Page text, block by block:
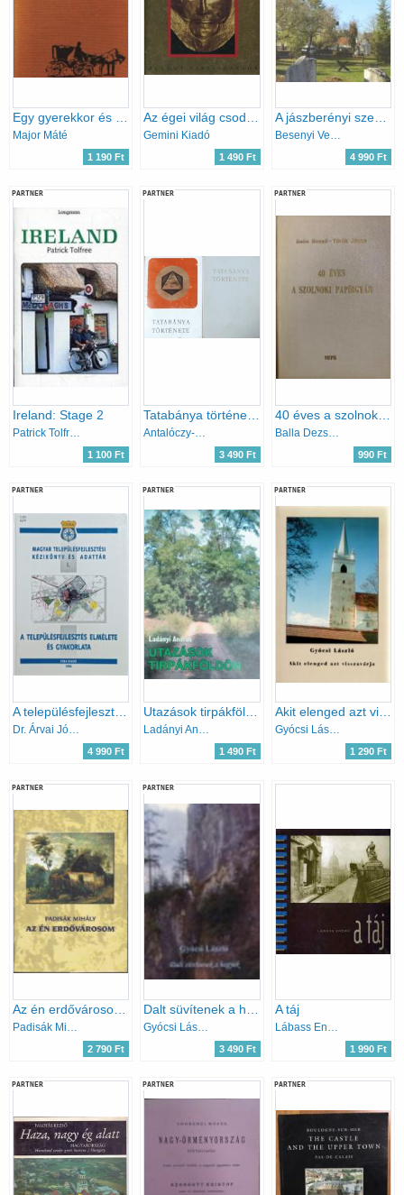
Major Máté
1 190 Ft
Gemini Kiadó
1 490 Ft
A jászberényi szentkúti templom története
Besenyi Vendel
4 990 Ft
PARTNER
Ireland: Stage 2
1 100 Ft
PARTNER
3 490 Ft
PARTNER
40 éves a szolnoki papírgyár
Balla Dezső, Török János
990 Ft
PARTNER
Dr. Árvai József
4 990 Ft
PARTNER
Ladányi András
1 490 Ft
PARTNER
Akit elenged azt visszavárja
Gyócsi László
1 290 Ft
PARTNER
2 790 Ft
PARTNER
3 490 Ft
A táj
1 990 Ft
PARTNER PARTNER PARTNER